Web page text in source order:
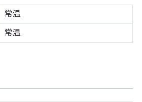
常温
常温